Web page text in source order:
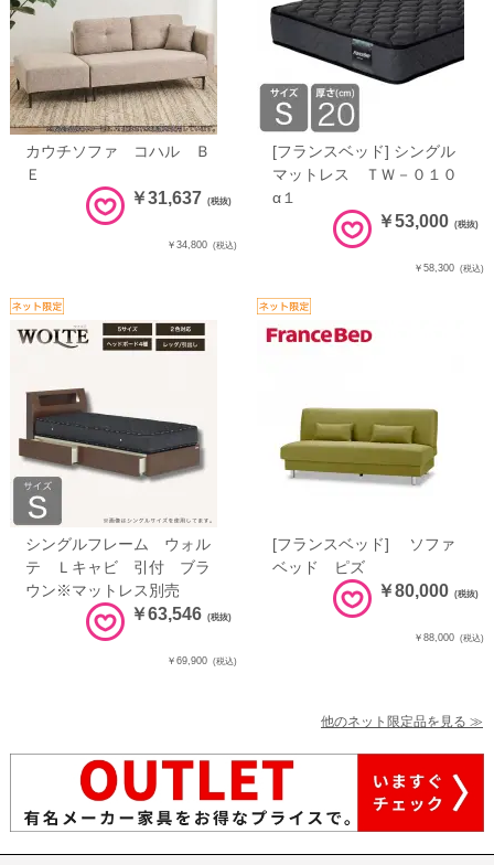
カウチソファ コハル Ｂ
Ｅ
￥31,637 (税抜)
￥34,800 (税込)
[フランスベッド] シングル
マットレス ＴＷ－０１０
α１
￥53,000 (税抜)
￥58,300 (税込)
シングルフレーム ウォル
テ Ｌキャビ 引付 ブラ
ウン※マットレス別売
￥63,546 (税抜)
￥69,900 (税込)
[フランスベッド] ソファ
ベッド ピズ
￥80,000 (税抜)
￥88,000 (税込)
他のネット限定品を見る ≫